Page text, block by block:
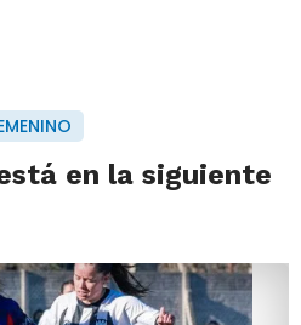
en la siguiente